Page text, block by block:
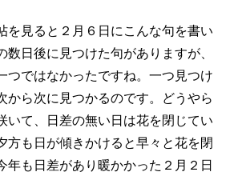
を見ると２月６日にこんな句を書い
数日後に見つけた句がありますが、
つではなかったですね。一つ見つけ
から次に見つかるのです。どうやら
いて、日差の無い日は花を閉じてい
方も日が傾きかけると早々と花を閉
年も日差があり暖かかった２月２日